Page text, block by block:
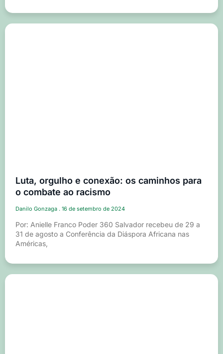
Luta, orgulho e conexão: os caminhos para
o combate ao racismo
Danilo Gonzaga 16 de setembro de 2024
Por: Anielle Franco Poder 360 Salvador recebeu de 29 a
31 de agosto a Conferência da Diáspora Africana nas
Américas,